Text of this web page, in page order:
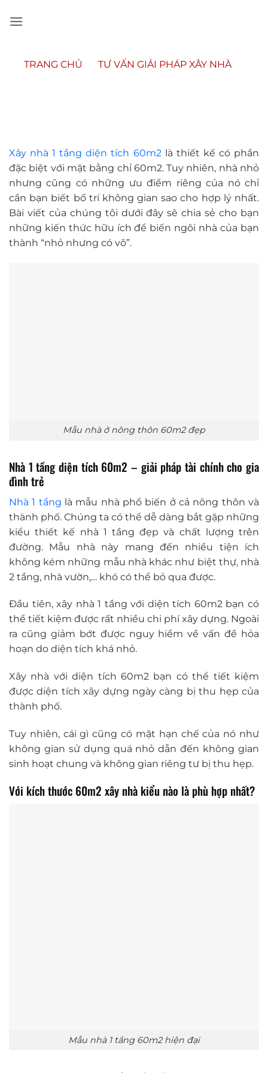
qua
TRANG CHỦ
TƯ VẤN GIẢI PHÁP XÂY NHÀ
Xây nhà 1 tầng diện tích 60m2là thiết kế có phần
đặc biệt với mặt bằng chỉ 60m2. Tuy nhiên, nhà nhỏ
nhưng cũng có những ưu điểm riêng của nó chỉ
cần bạn biết bố trí không gian sao cho hợp lý nhất.
Bài viết của chúng tôi dưới đây sẽ chia sẻ cho bạn
những kiến thức hữu ích để biến ngôi nhà của bạn
thành “nhỏ nhưng có võ”.
Mẫu nhà ở nông thôn 60m2 đẹp
Nhà 1 tầng diện tích 60m2 – giải pháp tài chính cho gia
đình trẻ
Nhà 1 tầng là mẫu nhà phổ biến ở cả nông thôn và
thành phố. Chúng ta có thể dễ dàng bắt gặp những
kiểu thiết kế nhà 1 tầng đẹp và chất lượng trên
đường. Mẫu nhà này mang đến nhiều tiện ích
không kém những mẫu nhà khác như biệt thự, nhà
2 tầng, nhà vườn,… khó có thể bỏ qua được.
Đầu tiên, xây nhà 1 tầng với diện tích 60m2 bạn có
thể tiết kiệm được rất nhiều chi phí xây dựng. Ngoài
ra cũng giảm bớt được nguy hiểm về vấn đề hỏa
hoạn do diện tích khá nhỏ.
Xây nhà với diện tích 60m2 bạn có thể tiết kiệm
được diện tích xây dựng ngày càng bị thu hẹp của
thành phố.
Tuy nhiên, cái gì cũng có mặt hạn chế của nó như
không gian sử dụng quá nhỏ dẫn đến không gian
sinh hoạt chung và không gian riêng tư bị thu hẹp.
Với kích thước 60m2 xây nhà kiểu nào là phù hợp nhất?
Mẫu nhà 1 tầng 60m2 hiện đại